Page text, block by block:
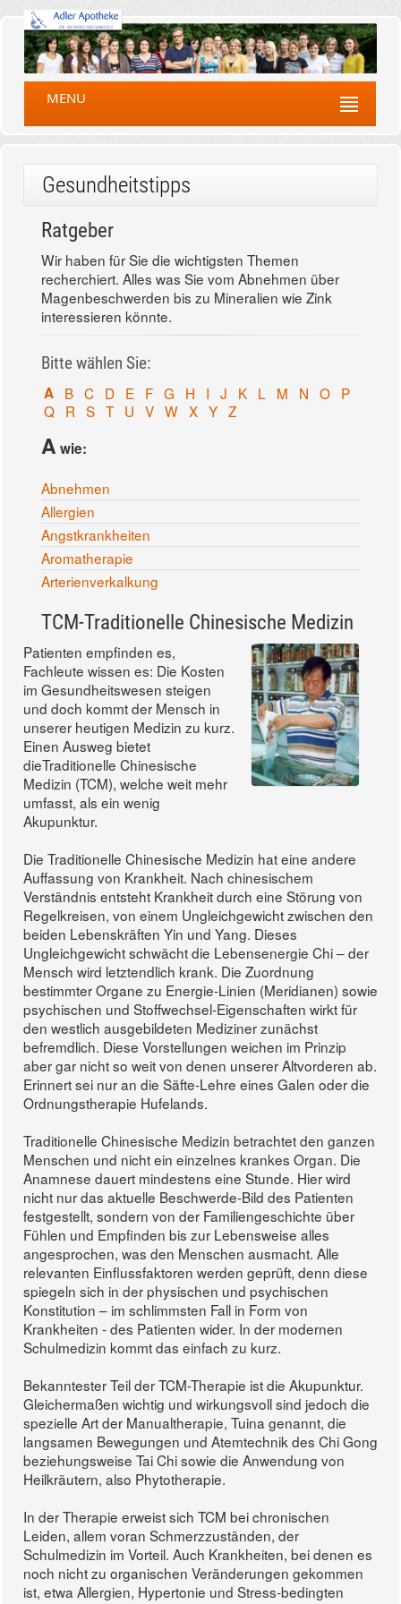
MENU
Gesundheitstipps
Ratgeber
Wir haben für Sie die wichtigsten Themen
recherchiert. Alles was Sie vom Abnehmen über
Magenbeschwerden bis zu Mineralien wie Zink
interessieren könnte.
Bitte wählen Sie:
A B C D E F G H I J K L M N O P
Q R S T U V W X Y Z
A wie:
Abnehmen
Allergien
Angstkrankheiten
Aromatherapie
Arterienverkalkung
TCM-Traditionelle Chinesische Medizin
Patienten empfinden es,
Fachleute wissen es: Die Kosten
im Gesundheitswesen steigen
und doch kommt der Mensch in
unserer heutigen Medizin zu kurz.
Einen Ausweg bietet
dieTraditionelle Chinesische
Medizin (TCM), welche weit mehr
umfasst, als ein wenig
Akupunktur.
Die Traditionelle Chinesische Medizin hat eine andere
Auffassung von Krankheit. Nach chinesischem
Verständnis entsteht Krankheit durch eine Störung von
Regelkreisen, von einem Ungleichgewicht zwischen den
beiden Lebenskräften Yin und Yang. Dieses
Ungleichgewicht schwächt die Lebensenergie Chi – der
Mensch wird letztendlich krank. Die Zuordnung
bestimmter Organe zu Energie-Linien (Meridianen) sowie
psychischen und Stoffwechsel-Eigenschaften wirkt für
den westlich ausgebildeten Mediziner zunächst
befremdlich. Diese Vorstellungen weichen im Prinzip
aber gar nicht so weit von denen unserer Altvorderen ab.
Erinnert sei nur an die Säfte-Lehre eines Galen oder die
Ordnungstherapie Hufelands.
Traditionelle Chinesische Medizin betrachtet den ganzen
Menschen und nicht ein einzelnes krankes Organ. Die
Anamnese dauert mindestens eine Stunde. Hier wird
nicht nur das aktuelle Beschwerde-Bild des Patienten
festgestellt, sondern von der Familiengeschichte über
Fühlen und Empfinden bis zur Lebensweise alles
angesprochen, was den Menschen ausmacht. Alle
relevanten Einflussfaktoren werden geprüft, denn diese
spiegeln sich in der physischen und psychischen
Konstitution – im schlimmsten Fall in Form von
Krankheiten - des Patienten wider. In der modernen
Schulmedizin kommt das einfach zu kurz.
Bekanntester Teil der TCM-Therapie ist die Akupunktur.
Gleichermaßen wichtig und wirkungsvoll sind jedoch die
spezielle Art der Manualtherapie, Tuina genannt, die
langsamen Bewegungen und Atemtechnik des Chi Gong
beziehungsweise Tai Chi sowie die Anwendung von
Heilkräutern, also Phytotherapie.
In der Therapie erweist sich TCM bei chronischen
Leiden, allem voran Schmerzzuständen, der
Schulmedizin im Vorteil. Auch Krankheiten, bei denen es
noch nicht zu organischen Veränderungen gekommen
ist, etwa Allergien, Hypertonie und Stress-bedingten